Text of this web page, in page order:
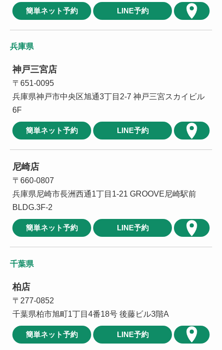
簡単ネット予約 LINE予約
兵庫県
神戸三宮店
〒651-0095
兵庫県神戸市中央区旭通3丁目2-7 神戸三宮スカイビル
6F
簡単ネット予約 LINE予約
尼崎店
〒660-0807
兵庫県尼崎市長洲西通1丁目1-21 GROOVE尼崎駅前
BLDG.3F-2
簡単ネット予約 LINE予約
千葉県
柏店
〒277-0852
千葉県柏市旭町1丁目4番18号 後藤ビル3階A
簡単ネット予約 LINE予約